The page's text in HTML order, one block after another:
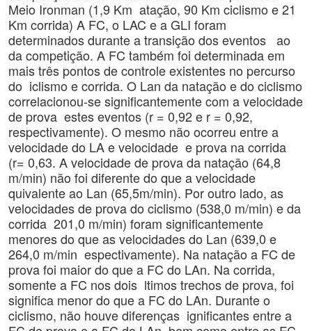
Meio Ironman (1,9 Km atação, 90 Km ciclismo e 21
Km corrida) A FC, o LAC e a GLI foram
determinados durante a transição dos eventos ao
da competição. A FC também foi determinada em
mais três pontos de controle existentes no percurso
do iclismo e corrida. O Lan da natação e do ciclismo
correlacionou-se significantemente com a velocidade
de prova estes eventos (r = 0,92 e r = 0,92,
respectivamente). O mesmo não ocorreu entre a
velocidade do LA e velocidade e prova na corrida
(r= 0,63. A velocidade de prova da natação (64,8
m/min) não foi diferente do que a velocidade
quivalente ao Lan (65,5m/min). Por outro lado, as
velocidades de prova do ciclismo (538,0 m/min) e da
corrida 201,0 m/min) foram significantemente
menores do que as velocidades do Lan (639,0 e
264,0 m/min espectivamente). Na natação a FC de
prova foi maior do que a FC do LAn. Na corrida,
somente a FC nos dois ltimos trechos de prova, foi
significa menor do que a FC do LAn. Durante o
ciclismo, não houve diferenças ignificantes entre a